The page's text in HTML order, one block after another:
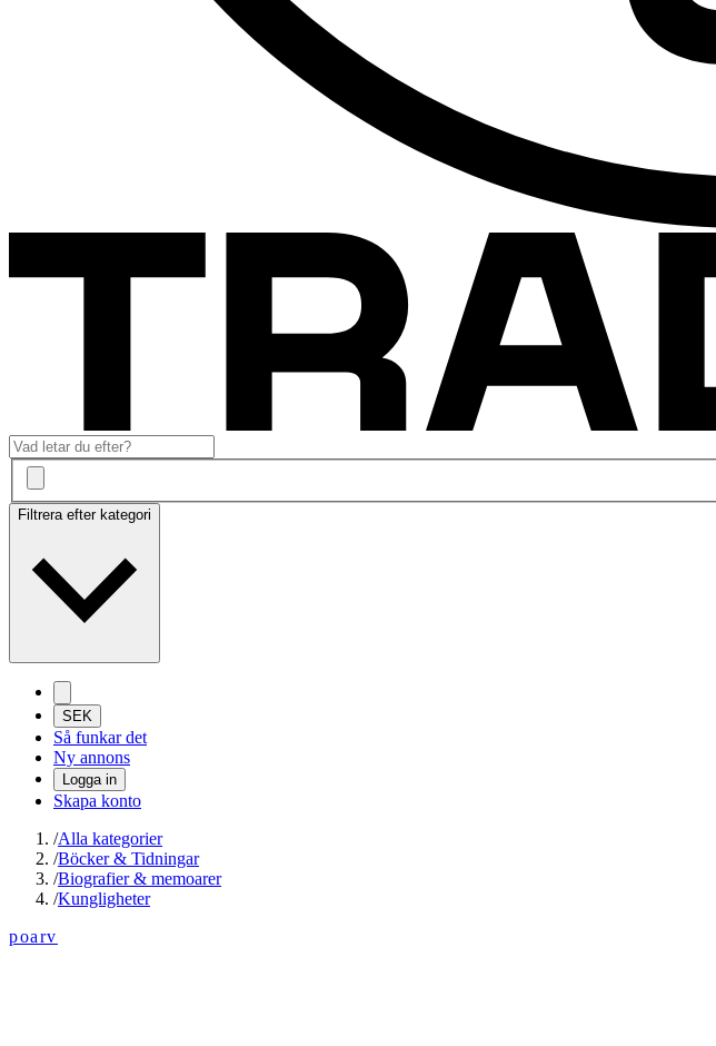
Filtrera efter kategori
SEK
Så funkar det
Ny annons
Logga in
Skapa konto
/Alla kategorier
/Böcker & Tidningar
/Biografier & memoarer
/Kungligheter
poarv